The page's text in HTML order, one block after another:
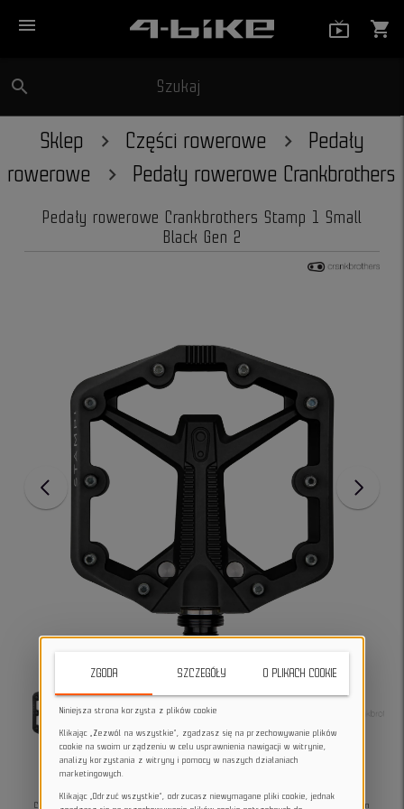
menu shopping_cart
search Szukaj
Sklep Części rowerowe
Pedały
rowerowe
Pedały rowerowe Crankbrothers
Pedały rowerowe Crankbrothers Stamp 1 Small
Black Gen 2
Crankbrothers Stamp 1 Gen 2 to ulepszone pedały platformowe o zoptymalizowanym
ZGODA SZCZEGÓŁY O PLIKACH COOKIE
Niniejsza strona korzysta z plików cookie
Klikając „Zezwól na wszystkie”, zgadzasz się na przechowywanie plików
cookie na swoim urządzeniu w celu usprawnienia nawigacji w witrynie,
analizy korzystania z witryny i pomocy w naszych działaniach
marketingowych.
Klikając „Odrzuć wszystkie”, odrzucasz niewymagane pliki cookie, jednak